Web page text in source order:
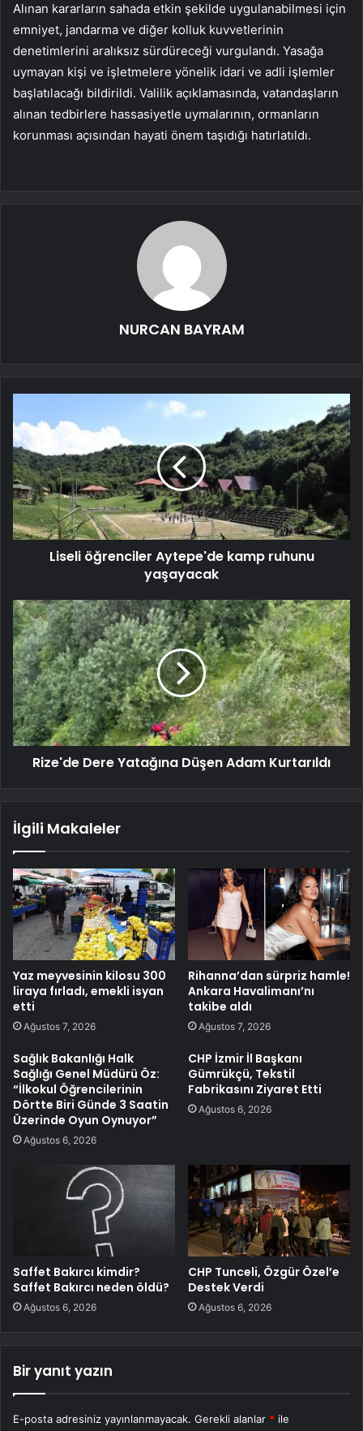
Alınan kararların sahada etkin şekilde uygulanabilmesi için
emniyet, jandarma ve diğer kolluk kuvvetlerinin
denetimlerini aralıksız sürdüreceği vurgulandı. Yasağa
uymayan kişi ve işletmelere yönelik idari ve adli işlemler
başlatılacağı bildirildi. Valilik açıklamasında, vatandaşların
alınan tedbirlere hassasiyetle uymalarının, ormanların
korunması açısından hayati önem taşıdığı hatırlatıldı.
NURCAN BAYRAM
Liseli öğrenciler Aytepe'de kamp ruhunu
yaşayacak
Rize'de Dere Yatağına Düşen Adam Kurtarıldı
İlgili Makaleler
Yaz meyvesinin kilosu 300
liraya fırladı, emekli isyan
etti
Ağustos 7, 2026
Rihanna’dan sürpriz hamle!
Ankara Havalimanı’nı
takibe aldı
Ağustos 7, 2026
Sağlık Bakanlığı Halk
Sağlığı Genel Müdürü Öz:
“İlkokul Öğrencilerinin
Dörtte Biri Günde 3 Saatin
Üzerinde Oyun Oynuyor”
Ağustos 6, 2026
CHP İzmir İl Başkanı
Gümrükçü, Tekstil
Fabrikasını Ziyaret Etti
Ağustos 6, 2026
Saffet Bakırcı kimdir?
Saffet Bakırcı neden öldü?
Ağustos 6, 2026
CHP Tunceli, Özgür Özel’e
Destek Verdi
Ağustos 6, 2026
Bir yanıt yazın
E-posta adresiniz yayınlanmayacak. Gerekli alanlar * ile